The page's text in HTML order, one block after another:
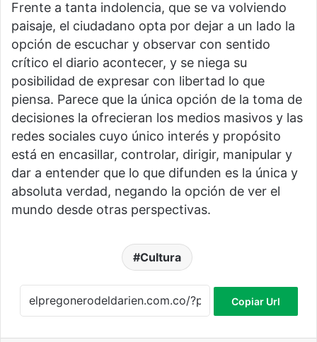
Frente a tanta indolencia, que se va volviendo
paisaje, el ciudadano opta por dejar a un lado la
opción de escuchar y observar con sentido
crítico el diario acontecer, y se niega su
posibilidad de expresar con libertad lo que
piensa. Parece que la única opción de la toma de
decisiones la ofrecieran los medios masivos y las
redes sociales cuyo único interés y propósito
está en encasillar, controlar, dirigir, manipular y
dar a entender que lo que difunden es la única y
absoluta verdad, negando la opción de ver el
mundo desde otras perspectivas.
Cultura
Copiar Url